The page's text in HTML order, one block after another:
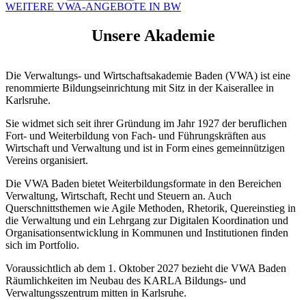
WEITERE VWA-ANGEBOTE IN BW
Unsere Akademie
Die Verwaltungs- und Wirtschaftsakademie Baden (VWA) ist eine
renommierte Bildungseinrichtung mit Sitz in der Kaiserallee in
Karlsruhe.
Sie widmet sich seit ihrer Gründung im Jahr 1927 der beruflichen
Fort- und Weiterbildung von Fach- und Führungskräften aus
Wirtschaft und Verwaltung und ist in Form eines gemeinnützigen
Vereins organisiert.
Die VWA Baden bietet Weiterbildungsformate in den Bereichen
Verwaltung, Wirtschaft, Recht und Steuern an. Auch
Querschnittsthemen wie Agile Methoden, Rhetorik, Quereinstieg in
die Verwaltung und ein Lehrgang zur Digitalen Koordination und
Organisationsentwicklung in Kommunen und Institutionen finden
sich im Portfolio.
Voraussichtlich ab dem 1. Oktober 2027 bezieht die VWA Baden
Räumlichkeiten im Neubau des KARLA Bildungs- und
Verwaltungsszentrum mitten in Karlsruhe.